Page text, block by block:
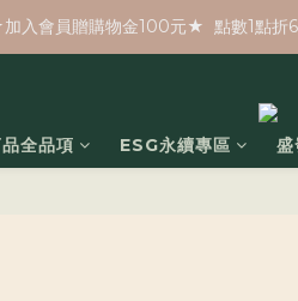
入會員贈購物金100元★  點數1點折
全品項 ESG永續專區 盛